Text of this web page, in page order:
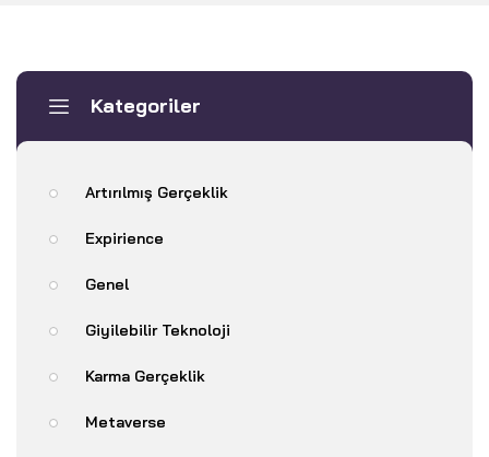
Kategoriler
Artırılmış Gerçeklik
Expirience
Genel
Giyilebilir Teknoloji
Karma Gerçeklik
Metaverse